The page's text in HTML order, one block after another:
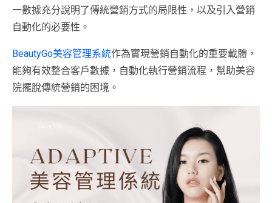
一數據充分說明了傳統營銷方式的局限性，以及引入營銷
自動化的必要性。
BeautyGo美容管理系統作為實現營銷自動化的重要載體，
能夠有效整合客戶數據，自動化執行營銷流程，幫助美容
院擺脫傳統營銷的困境。